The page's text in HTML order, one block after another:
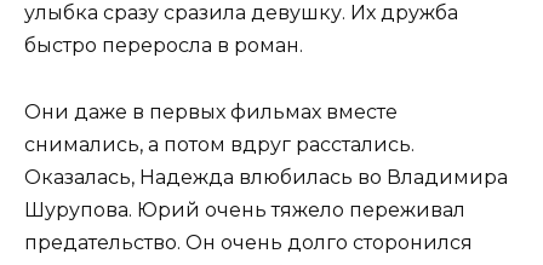
улыбка сразу сразила девушку. Их дружба
быстро переросла в роман.
Они даже в первых фильмах вместе
снимались, а потом вдруг расстались.
Оказалась, Надежда влюбилась во Владимира
Шурупова. Юрий очень тяжело переживал
предательство. Он очень долго сторонился